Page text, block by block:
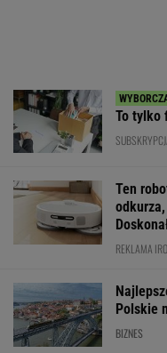
To tylko
Ten
REKLAMA
Polskie
BIZNES